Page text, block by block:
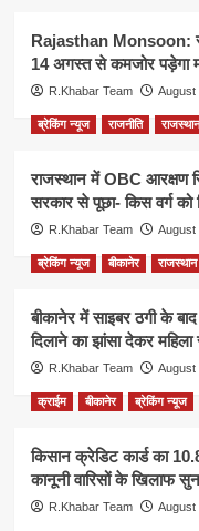
Rajasthan Monsoon:
14 अगस्त से कमजोर पड़ेगा
R.Khabar Team August
ब्रेकिंग न्यूज राजनीति राजस्थान
राजस्थान में OBC आरक्षण
सरकार से पूछा- किस वर्ग
R.Khabar Team August
ब्रेकिंग न्यूज बीकानेर राजस्थान
बीकानेर में साइबर ठगी के
दिलाने का झांसा देकर
R.Khabar Team August
क्राईम बीकानेर ब्रेकिंग न्यूज
किसान क्रेडिट कार्ड का
कानूनी वारिसों के खिलाफ
R.Khabar Team August